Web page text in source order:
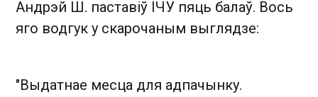
Андрэй Ш. паставіў ІЧУ пяць балаў. Вось
яго водгук у скарочаным выглядзе:
"Выдатнае месца для адпачынку.